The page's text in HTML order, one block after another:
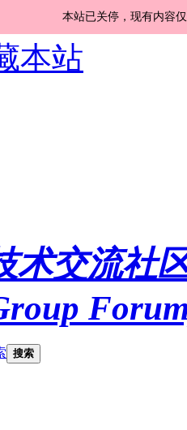
本站已关停，现有内容
本站
搜索